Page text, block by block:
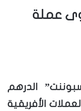
عملة
الدرهم
الأفريقية